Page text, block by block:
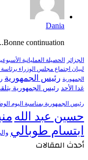
Dania
Bonne continuation...
الجزائر الحصيلة العملياتية
لبيان اجتماع مجلس الوزراء
الجمهورية رئيس الجمهورية
غدا الأحد رئيس الجمهورية
رئيس الجمهورية بمناسبة اليوم
حسين عبد الله
ابتسام طوبالي
أحدث المقالات